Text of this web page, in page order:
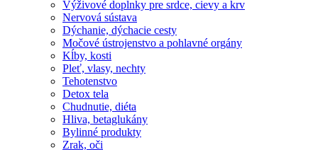
Výživové doplnky pre srdce, cievy a krv
Nervová sústava
Dýchanie, dýchacie cesty
Močové ústrojenstvo a pohlavné orgány
Kĺby, kosti
Pleť, vlasy, nechty
Tehotenstvo
Detox tela
Chudnutie, diéta
Hliva, betaglukány
Bylinné produkty
Zrak, oči